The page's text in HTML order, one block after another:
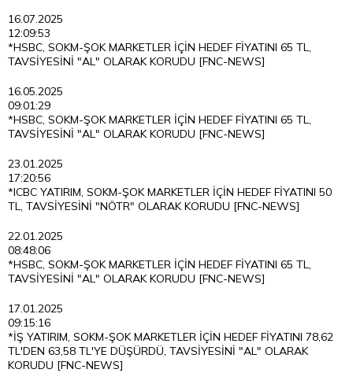
16.07.2025
12:09:53
*HSBC, SOKM-ŞOK MARKETLER İÇİN HEDEF FİYATINI 65 TL,
TAVSİYESİNİ "AL" OLARAK KORUDU [FNC-NEWS]
16.05.2025
09:01:29
*HSBC, SOKM-ŞOK MARKETLER İÇİN HEDEF FİYATINI 65 TL,
TAVSİYESİNİ "AL" OLARAK KORUDU [FNC-NEWS]
23.01.2025
17:20:56
*ICBC YATIRIM, SOKM-ŞOK MARKETLER İÇİN HEDEF FİYATINI 50
TL, TAVSİYESİNİ "NÖTR" OLARAK KORUDU [FNC-NEWS]
22.01.2025
08:48:06
*HSBC, SOKM-ŞOK MARKETLER İÇİN HEDEF FİYATINI 65 TL,
TAVSİYESİNİ "AL" OLARAK KORUDU [FNC-NEWS]
17.01.2025
09:15:16
*İŞ YATIRIM, SOKM-ŞOK MARKETLER İÇİN HEDEF FİYATINI 78,62
TL'DEN 63,58 TL'YE DÜŞÜRDÜ, TAVSİYESİNİ "AL" OLARAK
KORUDU [FNC-NEWS]